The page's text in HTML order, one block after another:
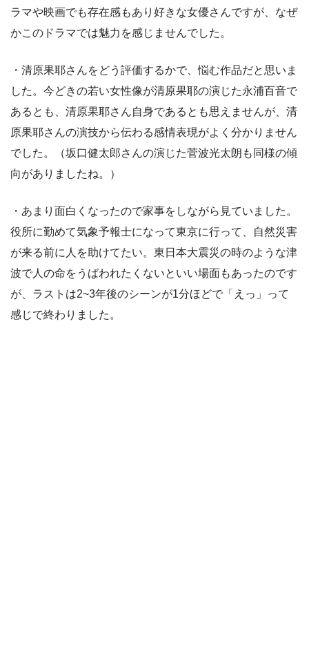
ラマや映画でも存在感もあり好きな女優さんですが、なぜ
かこのドラマでは魅力を感じませんでした。
・清原果耶さんをどう評価するかで、悩む作品だと思いま
した。今どきの若い女性像が清原果耶の演じた永浦百音で
あるとも、清原果耶さん自身であるとも思えませんが、清
原果耶さんの演技から伝わる感情表現がよく分かりません
でした。（坂口健太郎さんの演じた菅波光太朗も同様の傾
向がありましたね。）
・あまり面白くなったので家事をしながら見ていました。
役所に勤めて気象予報士になって東京に行って、自然災害
が来る前に人を助けてたい。東日本大震災の時のような津
波で人の命をうばわれたくないといい場面もあったのです
が、ラストは2~3年後のシーンが1分ほどで「えっ」って
感じで終わりました。